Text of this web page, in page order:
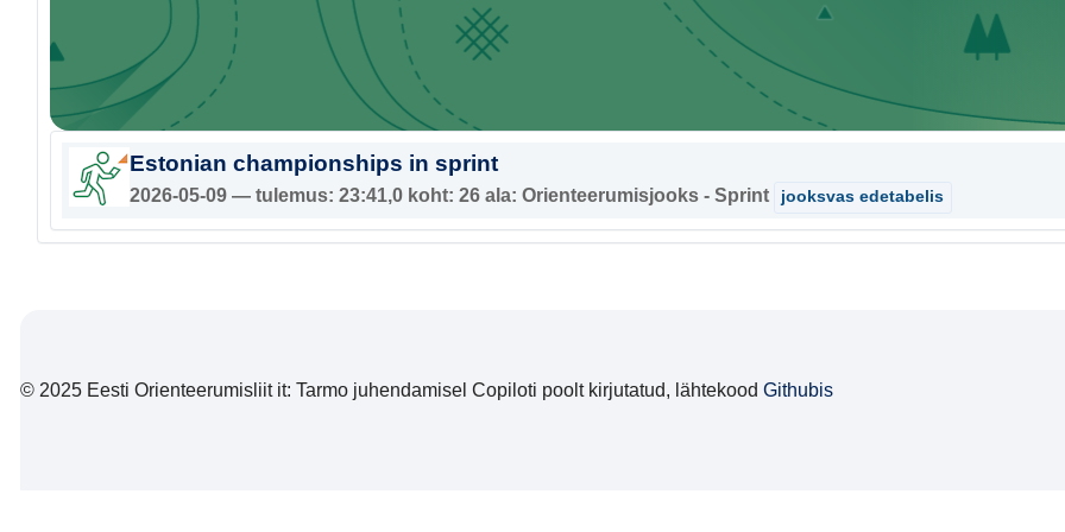
Estonian championships in sprint
2026-05-09 — tulemus: 23:41,0 koht: 26 ala: Orienteerumisjooks - Sprint jooksvas edetabelis
© 2025 Eesti Orienteerumisliit it: Tarmo juhendamisel Copiloti poolt kirjutatud, lähtekood Githubis